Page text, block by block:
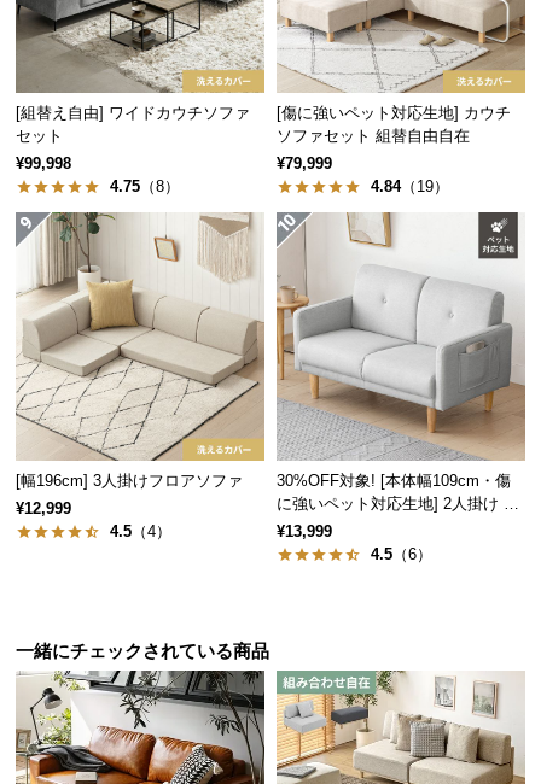
企
業
報
[組替え自由] ワイドカウチソファ
セット
¥99,998
4.75 （8）
[傷に強いペット対応生地] カウチ
ソファセット 組替自由自在
¥79,999
4.84（19）
[幅196cm] 3人掛けフロアソファ
¥12,999
4.5 （4）
30%OFF対象! [本体幅109cm・傷
に強いペット対応生地] 2人掛け コ
ンパクトソファ ポケット付き
¥13,999
4.5 （6）
一緒にチェックされている商品